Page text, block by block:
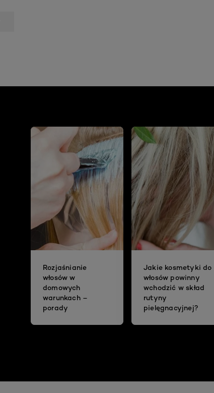
Rozjaśnianie
włosów w
domowych
warunkach –
porady
Jakie kosmetyki do
włosów powinny
wchodzić w skład
rutyny
pielęgnacyjnej?